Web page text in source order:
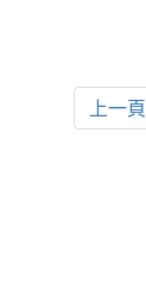
上一頁